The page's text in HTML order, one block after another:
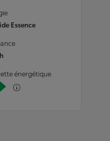
Essence
énergétique